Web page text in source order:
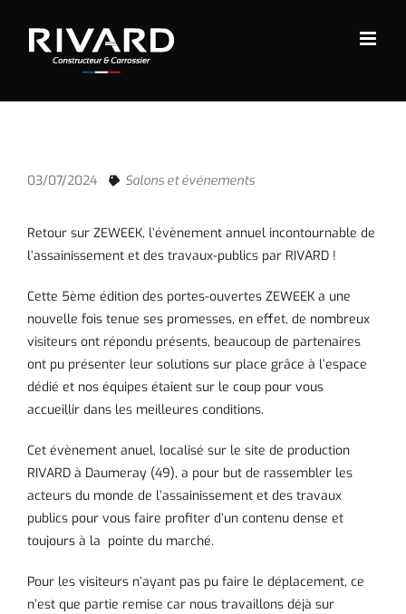
contenu
03/07/2024 Salons et événements
Retour sur ZEWEEK, l’évènement annuel incontournable de
l’assainissement et des travaux-publics par RIVARD !
Cette 5ème édition des portes-ouvertes ZEWEEK a une
nouvelle fois tenue ses promesses, en effet, de nombreux
visiteurs ont répondu présents, beaucoup de partenaires
ont pu présenter leur solutions sur place grâce à l’espace
dédié et nos équipes étaient sur le coup pour vous
accueillir dans les meilleures conditions.
Cet évènement anuel, localisé sur le site de production
RIVARD à Daumeray (49), a pour but de rassembler les
acteurs du monde de l’assainissement et des travaux
publics pour vous faire profiter d’un contenu dense et
toujours à la pointe du marché.
Pour les visiteurs n’ayant pas pu faire le déplacement, ce
n’est que partie remise car nous travaillons déjà sur